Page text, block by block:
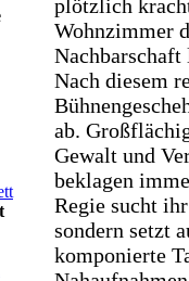
plötzlich
Wohnzimmer
Nach diesem
ab.
Gewalt und
beklagen
Regie sucht
sondern setzt
komponierte